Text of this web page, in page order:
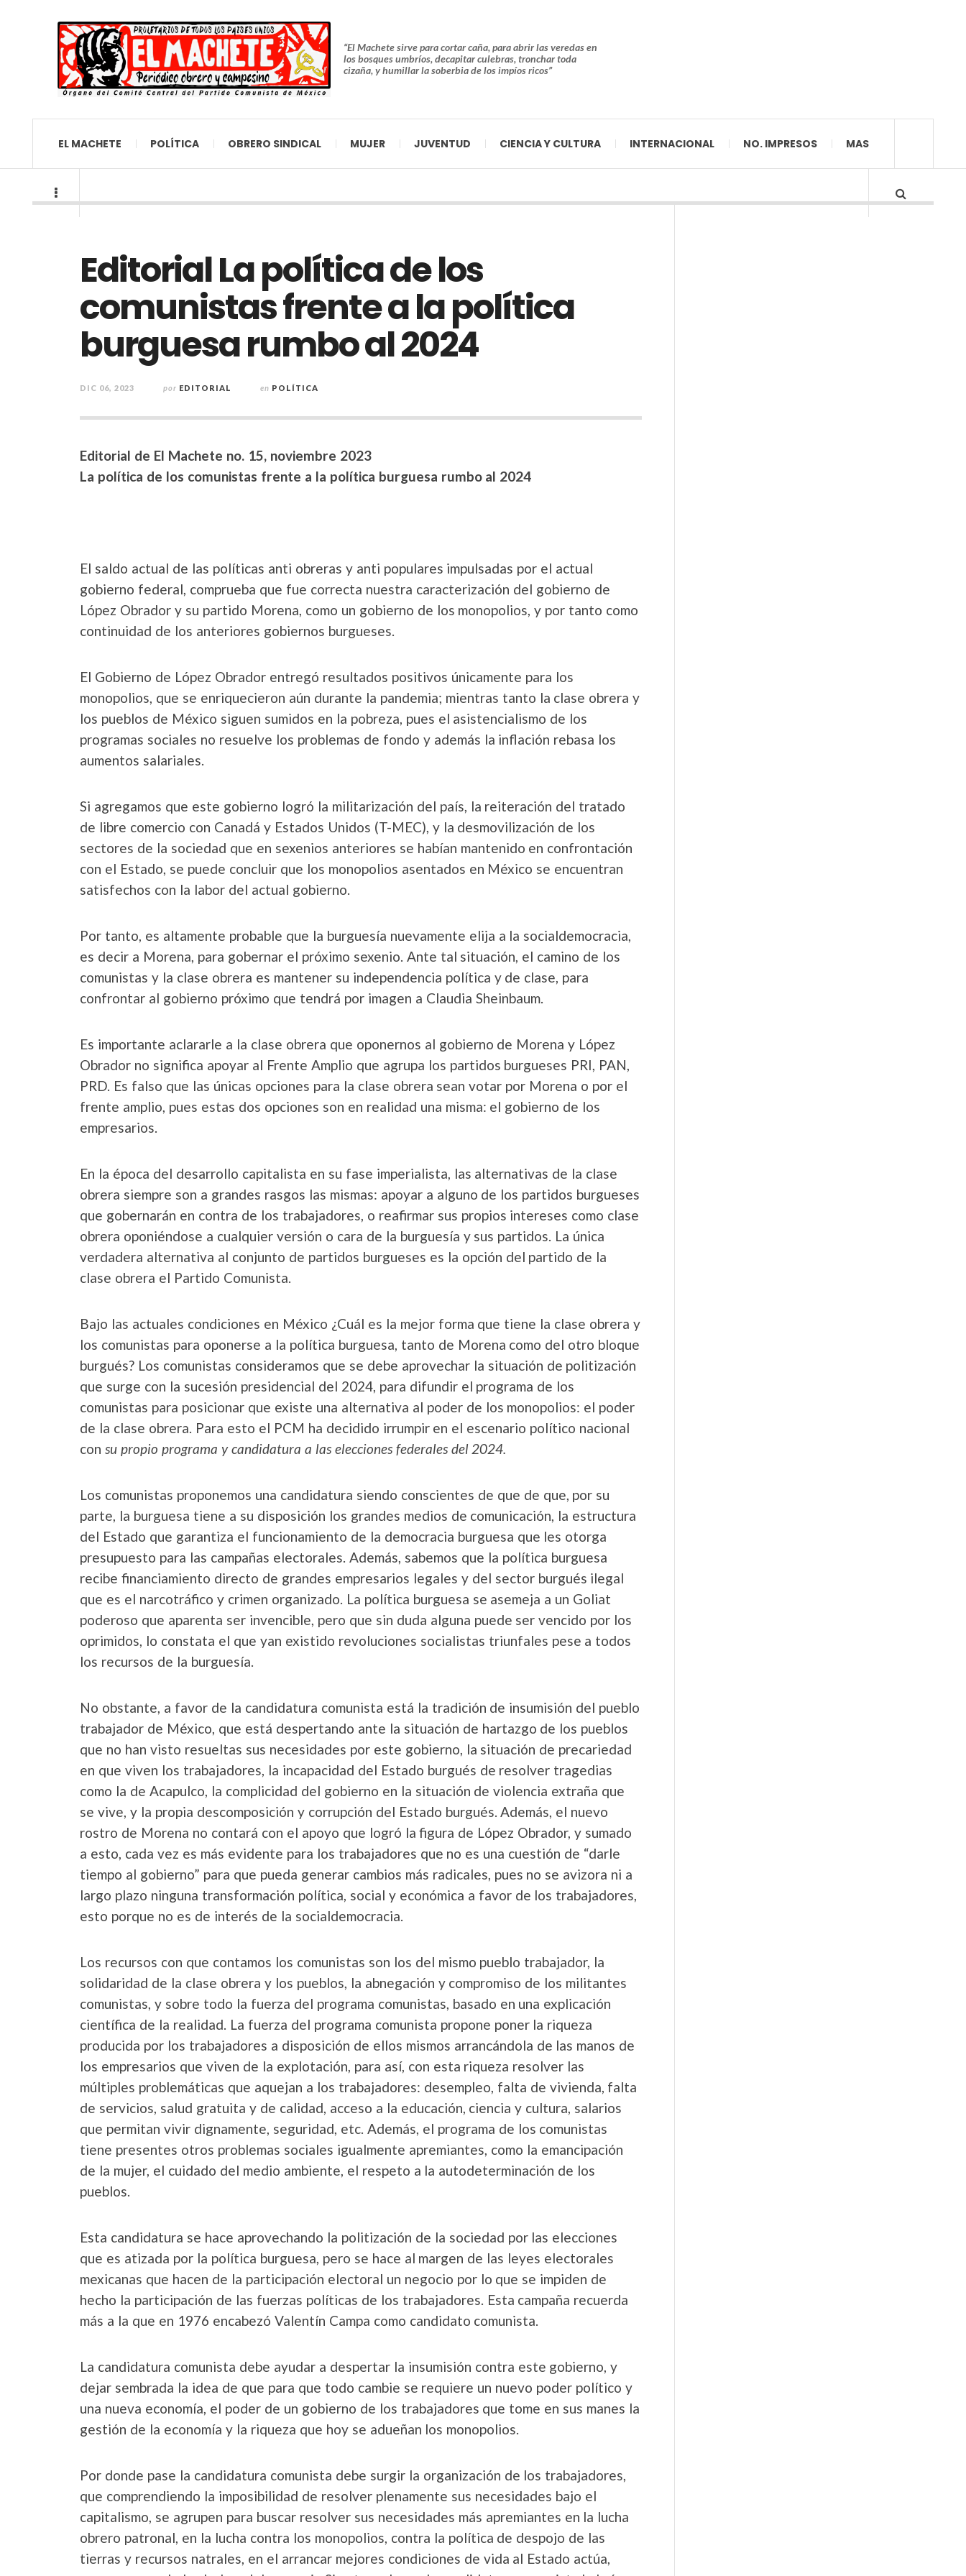
“El Machete sirve para cortar caña, para abrir las veredas en
los bosques umbríos, decapitar culebras, tronchar toda
cizaña, y humillar la soberbia de los impíos ricos”
EL MACHETE POLÍTICA OBRERO SINDICAL MUJER JUVENTUD CIENCIA Y CULTURA INTERNACIONAL NO. IMPRESOS MAS
Editorial La política de los
comunistas frente a la política
burguesa rumbo al 2024
DIC 06, 2023 por EDITORIAL en POLÍTICA
Editorial de El Machete no. 15, noviembre 2023
La política de los comunistas frente a la política burguesa rumbo al 2024
El saldo actual de las políticas anti obreras y anti populares impulsadas por el actual
gobierno federal, comprueba que fue correcta nuestra caracterización del gobierno de
López Obrador y su partido Morena, como un gobierno de los monopolios, y por tanto como
continuidad de los anteriores gobiernos burgueses.
El Gobierno de López Obrador entregó resultados positivos únicamente para los
monopolios, que se enriquecieron aún durante la pandemia; mientras tanto la clase obrera y
los pueblos de México siguen sumidos en la pobreza, pues el asistencialismo de los
programas sociales no resuelve los problemas de fondo y además la inflación rebasa los
aumentos salariales.
Si agregamos que este gobierno logró la militarización del país, la reiteración del tratado
de libre comercio con Canadá y Estados Unidos (T-MEC), y la desmovilización de los
sectores de la sociedad que en sexenios anteriores se habían mantenido en confrontación
con el Estado, se puede concluir que los monopolios asentados en México se encuentran
satisfechos con la labor del actual gobierno.
Por tanto, es altamente probable que la burguesía nuevamente elija a la socialdemocracia,
es decir a Morena, para gobernar el próximo sexenio. Ante tal situación, el camino de los
comunistas y la clase obrera es mantener su independencia política y de clase, para
confrontar al gobierno próximo que tendrá por imagen a Claudia Sheinbaum.
Es importante aclararle a la clase obrera que oponernos al gobierno de Morena y López
Obrador no significa apoyar al Frente Amplio que agrupa los partidos burgueses PRI, PAN,
PRD. Es falso que las únicas opciones para la clase obrera sean votar por Morena o por el
frente amplio, pues estas dos opciones son en realidad una misma: el gobierno de los
empresarios.
En la época del desarrollo capitalista en su fase imperialista, las alternativas de la clase
obrera siempre son a grandes rasgos las mismas: apoyar a alguno de los partidos burgueses
que gobernarán en contra de los trabajadores, o reafirmar sus propios intereses como clase
obrera oponiéndose a cualquier versión o cara de la burguesía y sus partidos. La única
verdadera alternativa al conjunto de partidos burgueses es la opción del partido de la
clase obrera el Partido Comunista.
Bajo las actuales condiciones en México ¿Cuál es la mejor forma que tiene la clase obrera y
los comunistas para oponerse a la política burguesa, tanto de Morena como del otro bloque
burgués? Los comunistas consideramos que se debe aprovechar la situación de politización
que surge con la sucesión presidencial del 2024, para difundir el programa de los
comunistas para posicionar que existe una alternativa al poder de los monopolios: el poder
de la clase obrera. Para esto el PCM ha decidido irrumpir en el escenario político nacional
con su propio programa y candidatura a las elecciones federales del 2024.
Los comunistas proponemos una candidatura siendo conscientes de que de que, por su
parte, la burguesa tiene a su disposición los grandes medios de comunicación, la estructura
del Estado que garantiza el funcionamiento de la democracia burguesa que les otorga
presupuesto para las campañas electorales. Además, sabemos que la política burguesa
recibe financiamiento directo de grandes empresarios legales y del sector burgués ilegal
que es el narcotráfico y crimen organizado. La política burguesa se asemeja a un Goliat
poderoso que aparenta ser invencible, pero que sin duda alguna puede ser vencido por los
oprimidos, lo constata el que yan existido revoluciones socialistas triunfales pese a todos
los recursos de la burguesía.
No obstante, a favor de la candidatura comunista está la tradición de insumisión del pueblo
trabajador de México, que está despertando ante la situación de hartazgo de los pueblos
que no han visto resueltas sus necesidades por este gobierno, la situación de precariedad
en que viven los trabajadores, la incapacidad del Estado burgués de resolver tragedias
como la de Acapulco, la complicidad del gobierno en la situación de violencia extraña que
se vive, y la propia descomposición y corrupción del Estado burgués. Además, el nuevo
rostro de Morena no contará con el apoyo que logró la figura de López Obrador, y sumado
a esto, cada vez es más evidente para los trabajadores que no es una cuestión de “darle
tiempo al gobierno” para que pueda generar cambios más radicales, pues no se avizora ni a
largo plazo ninguna transformación política, social y económica a favor de los trabajadores,
esto porque no es de interés de la socialdemocracia.
Los recursos con que contamos los comunistas son los del mismo pueblo trabajador, la
solidaridad de la clase obrera y los pueblos, la abnegación y compromiso de los militantes
comunistas, y sobre todo la fuerza del programa comunistas, basado en una explicación
científica de la realidad. La fuerza del programa comunista propone poner la riqueza
producida por los trabajadores a disposición de ellos mismos arrancándola de las manos de
los empresarios que viven de la explotación, para así, con esta riqueza resolver las
múltiples problemáticas que aquejan a los trabajadores: desempleo, falta de vivienda, falta
de servicios, salud gratuita y de calidad, acceso a la educación, ciencia y cultura, salarios
que permitan vivir dignamente, seguridad, etc. Además, el programa de los comunistas
tiene presentes otros problemas sociales igualmente apremiantes, como la emancipación
de la mujer, el cuidado del medio ambiente, el respeto a la autodeterminación de los
pueblos.
Esta candidatura se hace aprovechando la politización de la sociedad por las elecciones
que es atizada por la política burguesa, pero se hace al margen de las leyes electorales
mexicanas que hacen de la participación electoral un negocio por lo que se impiden de
hecho la participación de las fuerzas políticas de los trabajadores. Esta campaña recuerda
más a la que en 1976 encabezó Valentín Campa como candidato comunista.
La candidatura comunista debe ayudar a despertar la insumisión contra este gobierno, y
dejar sembrada la idea de que para que todo cambie se requiere un nuevo poder político y
una nueva economía, el poder de un gobierno de los trabajadores que tome en sus manes la
gestión de la economía y la riqueza que hoy se adueñan los monopolios.
Por donde pase la candidatura comunista debe surgir la organización de los trabajadores,
que comprendiendo la imposibilidad de resolver plenamente sus necesidades bajo el
capitalismo, se agrupen para buscar resolver sus necesidades más apremiantes en la lucha
obrero patronal, en la lucha contra los monopolios, contra la política de despojo de las
tierras y recursos natrales, en el arrancar mejores condiciones de vida al Estado actúa,